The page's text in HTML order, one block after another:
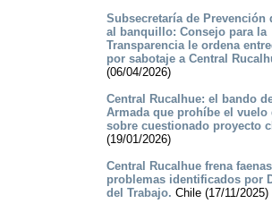
Subsecretaría de Prevención
al banquillo: Consejo para la
Transparencia le ordena
por sabotaje a Central
(06/04/2026)
Central Rucalhue: el bando
Armada que prohíbe el vuelo
sobre cuestionado proyecto
(19/01/2026)
Central Rucalhue frena
problemas identificados por
del Trabajo. Chile (17/11/2025)